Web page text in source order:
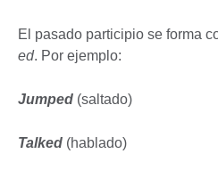
El pasado participio se forma
ed. Por ejemplo:
Jumped (saltado)
Talked (hablado)